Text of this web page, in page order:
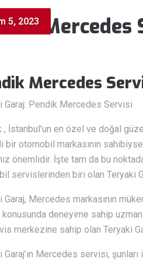
Mercedes
5, 2023
Mercedes
Garaj: Pendik Mercedes Servisi
, İstanbul’un en özel ve doğal
bir otomobil markasının
önemlidir. İşte tam da bu
servislerinden biri olan Teryaki
Garaj, Mercedes markasının
konusunda deneyime sahip
merkezine sahip olan Teryaki
Garaj’ın Mercedes servisi, şunları